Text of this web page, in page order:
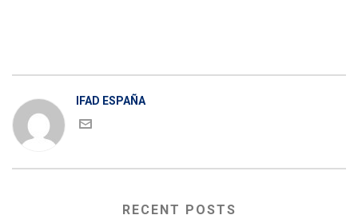
IFAD ESPAÑA
RECENT POSTS